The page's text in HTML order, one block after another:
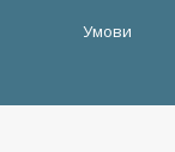
Умови